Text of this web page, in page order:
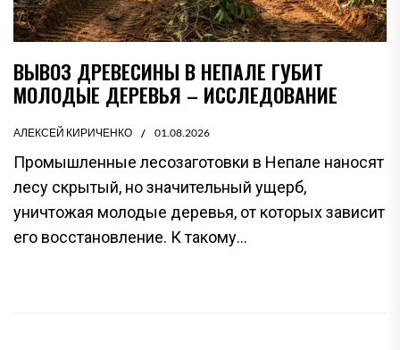
ВЫВОЗ ДРЕВЕСИНЫ В НЕПАЛЕ ГУБИТ
МОЛОДЫЕ ДЕРЕВЬЯ – ИССЛЕДОВАНИЕ
АЛЕКСЕЙ КИРИЧЕНКО 01.08.2026
Промышленные лесозаготовки в Непале наносят
лесу скрытый, но значительный ущерб,
уничтожая молодые деревья, от которых зависит
его восстановление. К такому...